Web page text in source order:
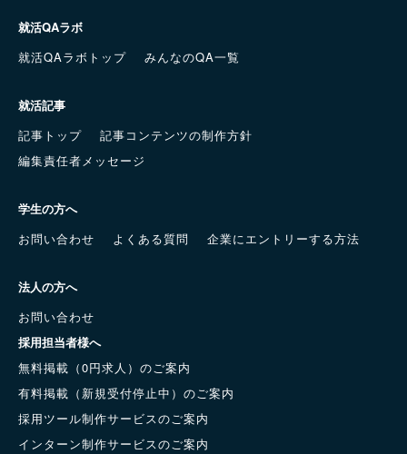
就活QAラボ
就活QAラボトップ
みんなのQA一覧
就活記事
記事トップ
記事コンテンツの制作方針
編集責任者メッセージ
学生の方へ
お問い合わせ
よくある質問 企業にエントリーする方法
法人の方へ
お問い合わせ
採用担当者様へ
無料掲載（0円求人）のご案内
有料掲載（新規受付停止中）のご案内
採用ツール制作サービスのご案内
インターン制作サービスのご案内